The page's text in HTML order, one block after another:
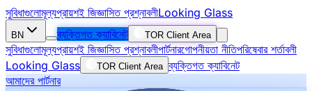
সুবিধাগুলোমূল্যপ্রায়শই জিজ্ঞাসিত প্রশ্নাবলীLooking Glass
BN ব্যক্তিগত ক্যাবিনেট TOR Client Area
সুবিধাগুলোমূল্যপ্রায়শই জিজ্ঞাসিত প্রশ্নাবলীপার্টনারগোপনীয়তা নীতিপরিষেবার শর্তাবলী
Looking Glass
TOR Client Area ব্যক্তিগত ক্যাবিনেট
আমাদের পার্টনার